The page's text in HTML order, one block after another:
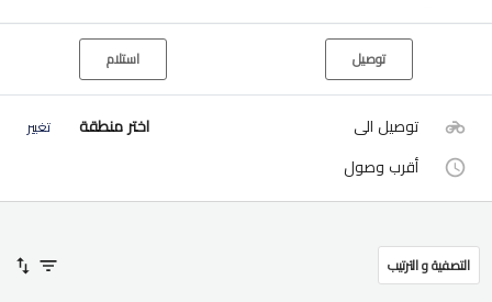
توصيل استلام
توصيل الى اختر منطقة تغيير
أقرب وصول
التصفية و الترتيب